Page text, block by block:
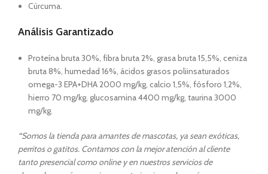
Cúrcuma.
Análisis Garantizado
Proteína bruta 30%, fibra bruta 2%, grasa bruta 15,5%, ceniza
bruta 8%, humedad 16%, ácidos grasos poliinsaturados
omega-3 EPA+DHA 2000 mg/kg, calcio 1,5%, fósforo 1,2%,
hierro 70 mg/kg, glucosamina 4400 mg/kg, taurina 3000
mg/kg.
“Somos la tienda para amantes de mascotas, ya sean exóticas,
perritos o gatitos. Contamos con la mejor atención al cliente
tanto presencial como online y en nuestros servicios de